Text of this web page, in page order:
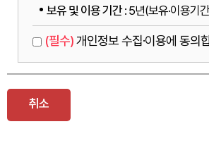
보유 및 이용 기간: 5년(보유·이용기
(필수)개인정보 수집·이용에 동의
취소